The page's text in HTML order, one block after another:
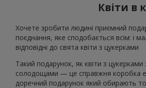
Квіти в
Хочете зробити людині приємний
поєднання, яке сподобається всім: і
відповідні до свята квіти з цукерками
Такий подарунок, як квіти з
солодощами — це справжня коробка
доречний подарунок який обирають